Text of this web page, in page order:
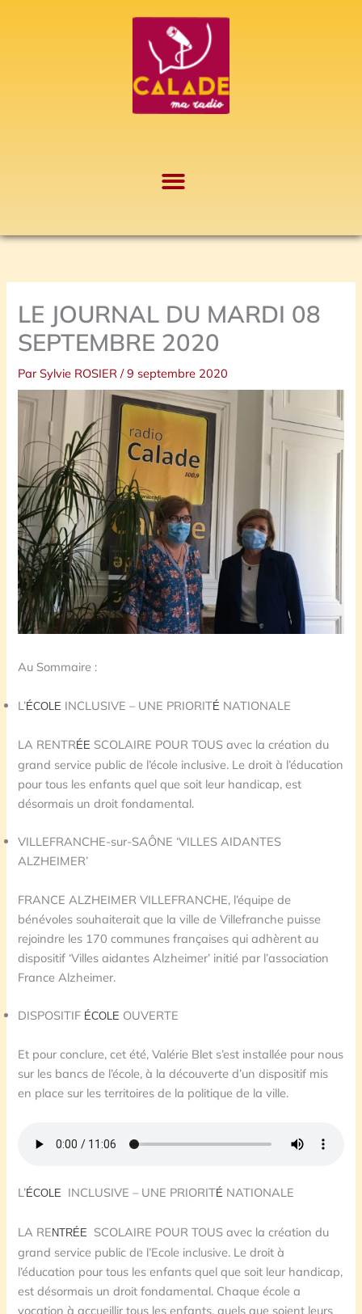
LE JOURNAL DU MARDI 08
SEPTEMBRE 2020
ParSylvie ROSIER/9 septembre 2020
Au Sommaire :
L’ÉCOLE INCLUSIVE – UNE PRIORITÉ NATIONALE
LA RENTRÉE SCOLAIRE POUR TOUS avec la création du
grand service public de l’école inclusive. Le droit à l’éducation
pour tous les enfants quel que soit leur handicap, est
désormais un droit fondamental.
VILLEFRANCHE-sur-SAÔNE ‘VILLES AIDANTES
ALZHEIMER’
FRANCE ALZHEIMER VILLEFRANCHE, l’équipe de
bénévoles souhaiterait que la ville de Villefranche puisse
rejoindre les 170 communes françaises qui adhèrent au
dispositif ‘Villes aidantes Alzheimer’ initié par l’association
France Alzheimer.
DISPOSITIF ÉCOLE OUVERTE
Et pour conclure, cet été, Valérie Blet s’est installée pour nous
sur les bancs de l’école, à la découverte d’un dispositif mis
en place sur les territoires de la politique de la ville.
L’ÉCOLE INCLUSIVE – UNE PRIORITÉ NATIONALE
LA RENTRÉE
SCOLAIRE POUR TOUS avec la création du
grand service public de l’Ecole inclusive. Le droit à
l’éducation pour tous les enfants quel que soit leur handicap,
est désormais un droit fondamental. Chaque école a
vocation à accueillir tous les enfants, quels que soient leurs